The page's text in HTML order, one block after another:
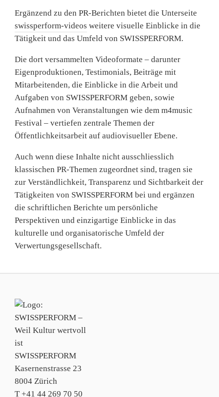
Ergänzend zu den PR‑Berichten bietet die Unterseite
swissperform-videos weitere visuelle Einblicke in die
Tätigkeit und das Umfeld von SWISSPERFORM.
Die dort versammelten Videoformate – darunter
Eigenproduktionen, Testimonials, Beiträge mit
Mitarbeitenden, die Einblicke in die Arbeit und
Aufgaben von SWISSPERFORM geben, sowie
Aufnahmen von Veranstaltungen wie dem m4music
Festival – vertiefen zentrale Themen der
Öffentlichkeitsarbeit auf audiovisueller Ebene.
Auch wenn diese Inhalte nicht ausschliesslich
klassischen PR‑Themen zugeordnet sind, tragen sie
zur Verständlichkeit, Transparenz und Sichtbarkeit der
Tätigkeiten von SWISSPERFORM bei und ergänzen
die schriftlichen Berichte um persönliche
Perspektiven und einzigartige Einblicke in das
kulturelle und organisatorische Umfeld der
Verwertungsgesellschaft.
SWISSPERFORM
Kasernenstrasse 23
8004 Zürich
T +41 44 269 70 50